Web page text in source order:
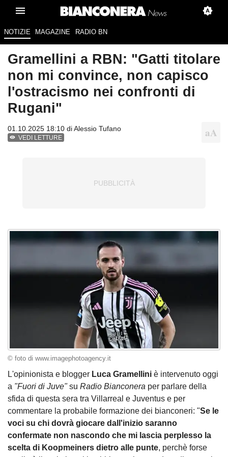
NOTIZIE MAGAZINE RADIO BN
Gramellini a RBN: "Gatti titolare
non mi convince, non capisco
l'ostracismo nei confronti di
Rugani"
01.10.2025 18:10 diAlessio Tufano
VEDI LETTURE
© foto di www.imagephotoagency.it
L'opinionista e blogger Luca Gramellini è intervenuto oggi
a "Fuori di Juve"su Radio Bianconera per parlare della
sfida di questa sera tra Villarreal e Juventus e per
commentare la probabile formazione dei bianconeri: "Se le
voci su chi dovrà giocare dall'inizio saranno
confermate non nascondo che mi lascia perplesso la
scelta di Koopmeiners dietro alle punte, perchè forse